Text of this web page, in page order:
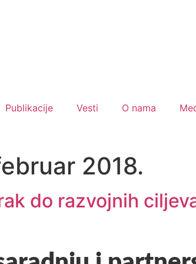
Publikacije Vesti O nama
2018.
do razvojnih